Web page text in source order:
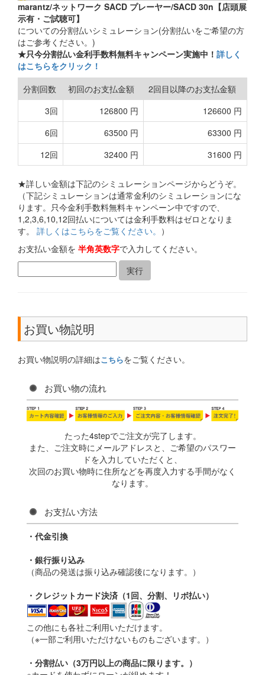
marantz/ネットワーク SACD プレーヤー/SACD 30n【店頭展
示有・ご試聴可】
についての分割払いシミュレーション(分割払いをご希望の方
はご参考ください。)
★只今分割払い金利手数料無料キャンペーン実施中！ 詳しく
はこちらをクリック！
分割回数
初回のお支払金額
2回目以降のお支払金額
3回
126800 円
126600 円
6回
63500 円
63300 円
12回
32400 円 31600 円
★詳しい金額は下記のシミュレーションページからどうぞ。
（下記シミュレーションは通常金利のシミュレーションにな
ります。只今金利手数料無料キャンペーン中ですので、
1,2,3,6,10,12回払いについては金利手数料はゼロとなりま
す。 詳しくはこちらをご覧ください。 ）
お支払い金額を 半角英数字で入力してください。
お買い物説明
お買い物説明の詳細はこちらをご覧ください。
お買い物の流れ
たった4stepでご注文が完了します。
また、ご注文時にメールアドレスと、ご希望のパスワー
ドを入力していただくと、
次回のお買い物時に住所などを再度入力する手間がなく
なります。
お支払い方法
・代金引換
・銀行振り込み
（商品の発送は振り込み確認後になります。）
・クレジットカード決済（1回、分割、リボ払い）
この他にも各社ご利用いただけます。
（※一部ご利用いただけないものもございます。）
・分割払い（3万円以上の商品に限ります。）